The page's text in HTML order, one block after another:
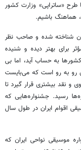
طرح «ساتراپی» وزارت کشور
هماهنگ باشیم.
شناخته شده و صاحب نظر
برای بهتر دیده و شنیده
به حساب آید، اما بی
رو به رو است که می‌بایست
و نقد بیشتری قرار گیرد تا
رسید. جشنواره‌هایی که
اقوام ایران در طول سال
موسیقی نواحی ایران که